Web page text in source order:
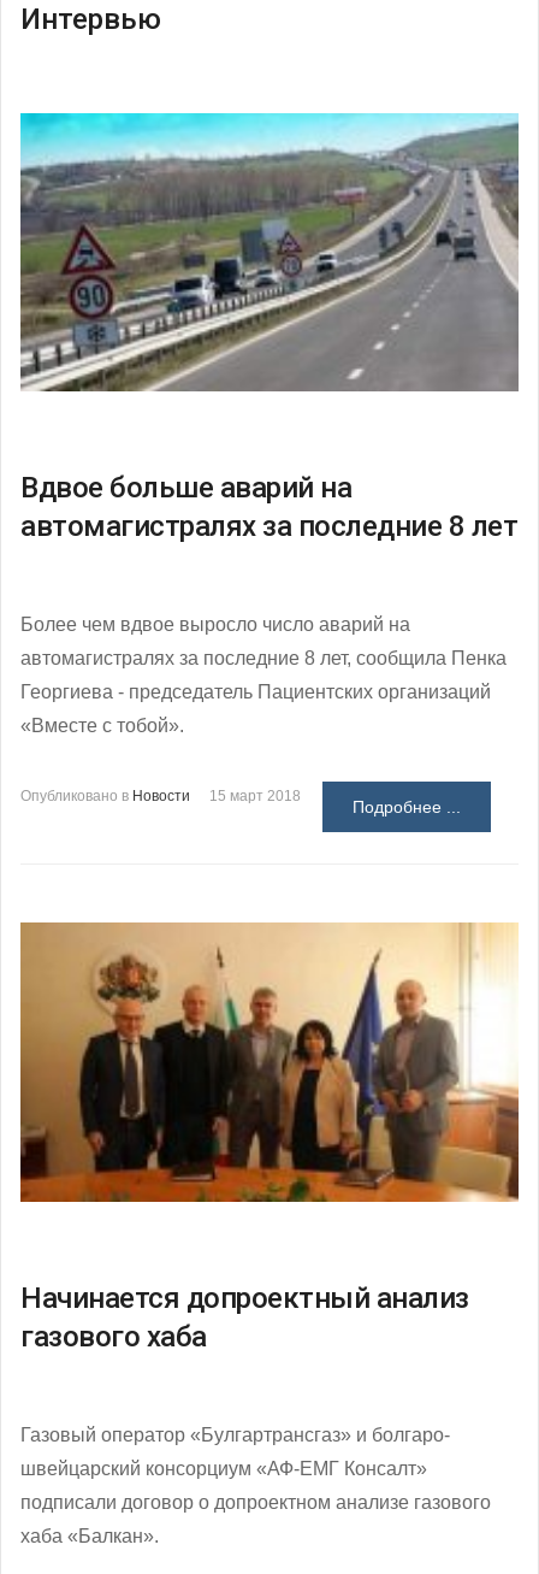
Интервью
Вдвое больше аварий на
автомагистралях за последние 8 лет
Более чем вдвое выросло число аварий на
автомагистралях за последние 8 лет, сообщила Пенка
Георгиева - председатель Пациентских организаций
«Вместе с тобой».
Опубликовано в Новости 15 март 2018
Подробнее ...
Начинается допроектный анализ
газового хаба
Газовый оператор «Булгартрансгаз» и болгаро-
швейцарский консорциум «АФ-ЕМГ Консалт»
подписали договор о допроектном анализе газового
хаба «Балкан».